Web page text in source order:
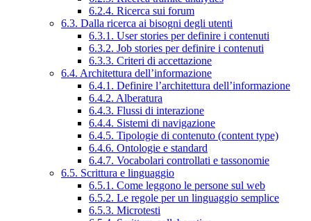
6.2.4. Ricerca sui forum
6.3. Dalla ricerca ai bisogni degli utenti
6.3.1. User stories per definire i contenuti
6.3.2. Job stories per definire i contenuti
6.3.3. Criteri di accettazione
6.4. Architettura dell’informazione
6.4.1. Definire l’architettura dell’informazione
6.4.2. Alberatura
6.4.3. Flussi di interazione
6.4.4. Sistemi di navigazione
6.4.5. Tipologie di contenuto (content type)
6.4.6. Ontologie e standard
6.4.7. Vocabolari controllati e tassonomie
6.5. Scrittura e linguaggio
6.5.1. Come leggono le persone sul web
6.5.2. Le regole per un linguaggio semplice
6.5.3. Microtesti